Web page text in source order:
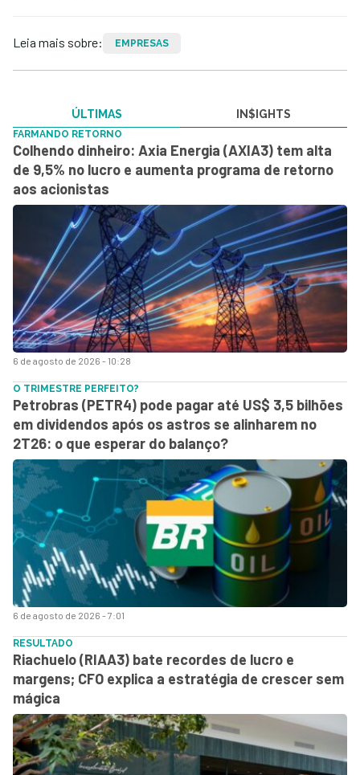
Leia mais sobre: EMPRESAS
ÚLTIMAS IN$IGHTS
6 de agosto de 2026 - 10:28
FARMANDO RETORNO
Colhendo dinheiro: Axia Energia (AXIA3) tem alta
de 9,5% no lucro e aumenta programa de retorno
aos acionistas
6 de agosto de 2026 - 7:01
O TRIMESTRE PERFEITO?
Petrobras (PETR4) pode pagar até US$ 3,5 bilhões
em dividendos após os astros se alinharem no
2T26: o que esperar do balanço?
RESULTADO
Riachuelo (RIAA3) bate recordes de lucro e
margens; CFO explica a estratégia de crescer sem
mágica